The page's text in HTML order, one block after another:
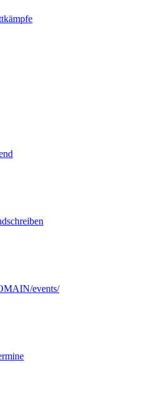
events/